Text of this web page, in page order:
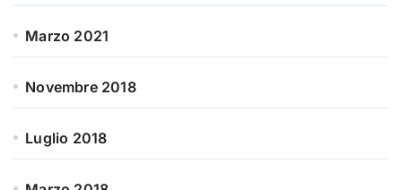
Marzo 2021
Novembre 2018
Luglio 2018